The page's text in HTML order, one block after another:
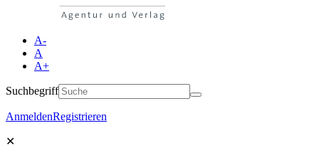
A-
A
A+
Suchbegriff
AnmeldenRegistrieren
✕